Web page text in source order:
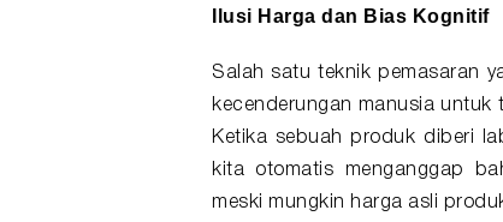
Ilusi Harga dan Bias Kognitif
Salah satu teknik pemasaran
kecenderungan manusia untuk
Ketika sebuah produk diberi
kita otomatis menganggap
meski mungkin harga asli